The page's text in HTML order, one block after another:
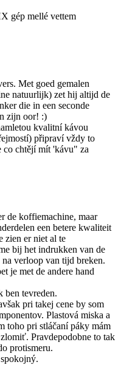
gép mellé vettem
Met goed gemalen
natuurlijk) zet hij altijd de
die in een seconde
zijn oor! :)
kvalitní kávou
připraví vždy to
co chtějí mít 'kávu" za
de koffiemachine, maar
een betere kwaliteit
zien er niet al te
bij het indrukken van de
verloop van tijd breken.
je met de andere hand
ben tevreden.
pri takej cene by som
Plastová miska a
toho pri stláčaní páky mám
Pravdepodobne to tak
protismeru.